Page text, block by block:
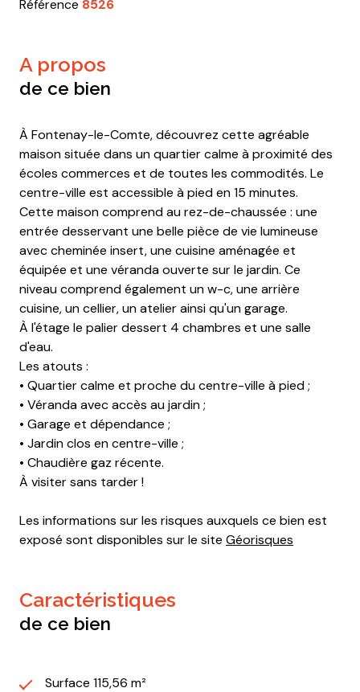
Référence 8526
a propos
de ce bien
À Fontenay-le-Comte, découvrez cette agréable
maison située dans un quartier calme à proximité des
écoles commerces et de toutes les commodités. Le
centre-ville est accessible à pied en 15 minutes.
Cette maison comprend au rez-de-chaussée : une
entrée desservant une belle pièce de vie lumineuse
avec cheminée insert, une cuisine aménagée et
équipée et une véranda ouverte sur le jardin. Ce
niveau comprend également un w-c, une arrière
cuisine, un cellier, un atelier ainsi qu'un garage.
À l'étage le palier dessert 4 chambres et une salle
d'eau.
Les atouts :
• Quartier calme et proche du centre-ville à pied ;
• Véranda avec accès au jardin ;
• Garage et dépendance ;
• Jardin clos en centre-ville ;
• Chaudière gaz récente.
À visiter sans tarder !
Les informations sur les risques auxquels ce bien est
exposé sont disponibles sur le site Géorisques
caractéristiques
de ce bien
Surface 115,56 m²